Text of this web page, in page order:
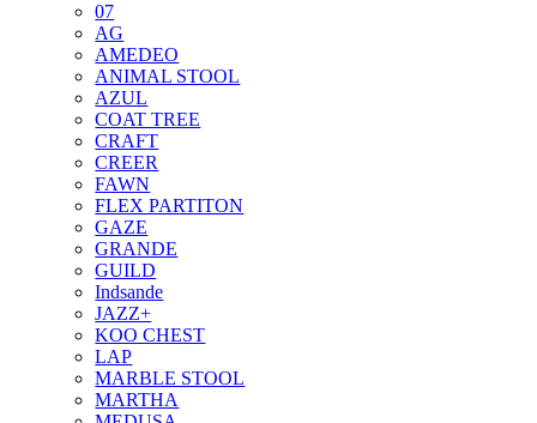
07
AG
AMEDEO
ANIMAL STOOL
AZUL
COAT TREE
CRAFT
CREER
FAWN
FLEX PARTITON
GAZE
GRANDE
GUILD
Indsande
JAZZ+
KOO CHEST
LAP
MARBLE STOOL
MARTHA